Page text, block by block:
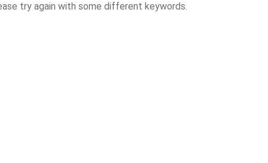
try again with some different keywords.